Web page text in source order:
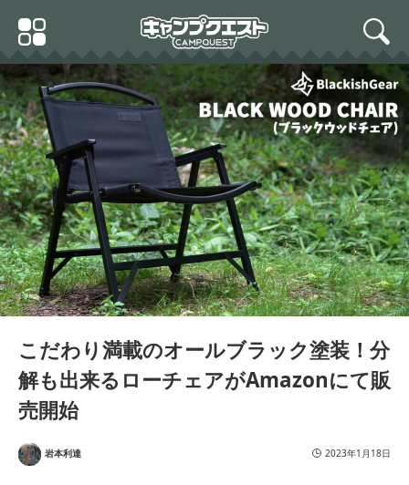
Primary
Menu
search
こだわり満載のオールブラック塗装！分
解も出来るローチェアがAmazonにて販
売開始
岩本利達 2023年1月18日
BlackishGear キャンプチ
ェア ブラックウッドチェ
ア アウトドアチェア 黒 ブ
ラック 椅子 木製 ウッドフ
レーム ローチェア コンパ
クト 折りたたみ 耐荷重12
0kg